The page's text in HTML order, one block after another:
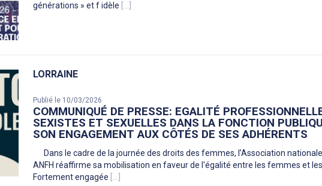
générations » et f idèle [...]
LORRAINE
Publié le 10/03/2026
COMMUNIQUÉ DE PRESSE: EGALITÉ
SEXISTES ET SEXUELLES DANS LA FONCTION
SON ENGAGEMENT AUX CÔTÉS DE SES ADHÉRENTS
Dans le cadre de la journée des droits des femmes, l’Association
ANFH réaffirme sa mobilisation en faveur de l'égalité entre les femmes et
Fortement engagée [...]